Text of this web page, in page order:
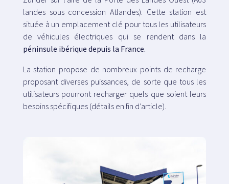
Attention à la clientèle
+33 1 87 65 00 79
landes sous concession Atlandes). Cette station est
située à un emplacement clé pour tous les utilisateurs
de véhicules électriques qui se rendent dans la
péninsule ibérique depuis la France.
La station propose de nombreux points de recharge
proposant diverses puissances, de sorte que tous les
utilisateurs pourront recharger quels que soient leurs
besoins spécifiques (détails en fin d’article).